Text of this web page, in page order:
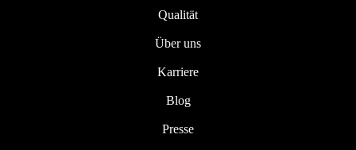
Qualität
Über uns
Karriere
Blog
Presse